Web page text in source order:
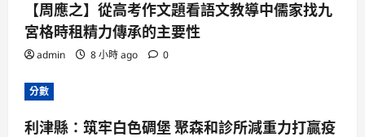
【周應之】從高考作文題看語文教導中儒家找九
宮格時租精力傳承的主要性
admin 8 小時 ago 0
分數
利津縣：筑牢白色碉堡 聚森和診所減重力打贏疫